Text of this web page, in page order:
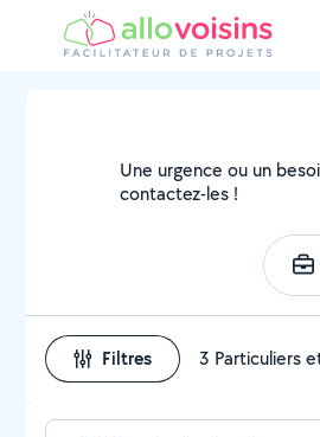
Une urgence ou un
contactez-les !
Filtres 3 Particuliers